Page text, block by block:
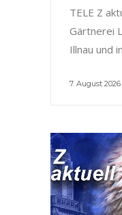
TELE Z
Gärtnerei
Illnau und in
7. August 2026